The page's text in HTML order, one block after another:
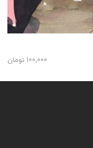
100,000 تومان